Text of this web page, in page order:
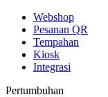
Webshop
Pesanan QR
Tempahan
Kiosk
Integrasi
Pertumbuhan